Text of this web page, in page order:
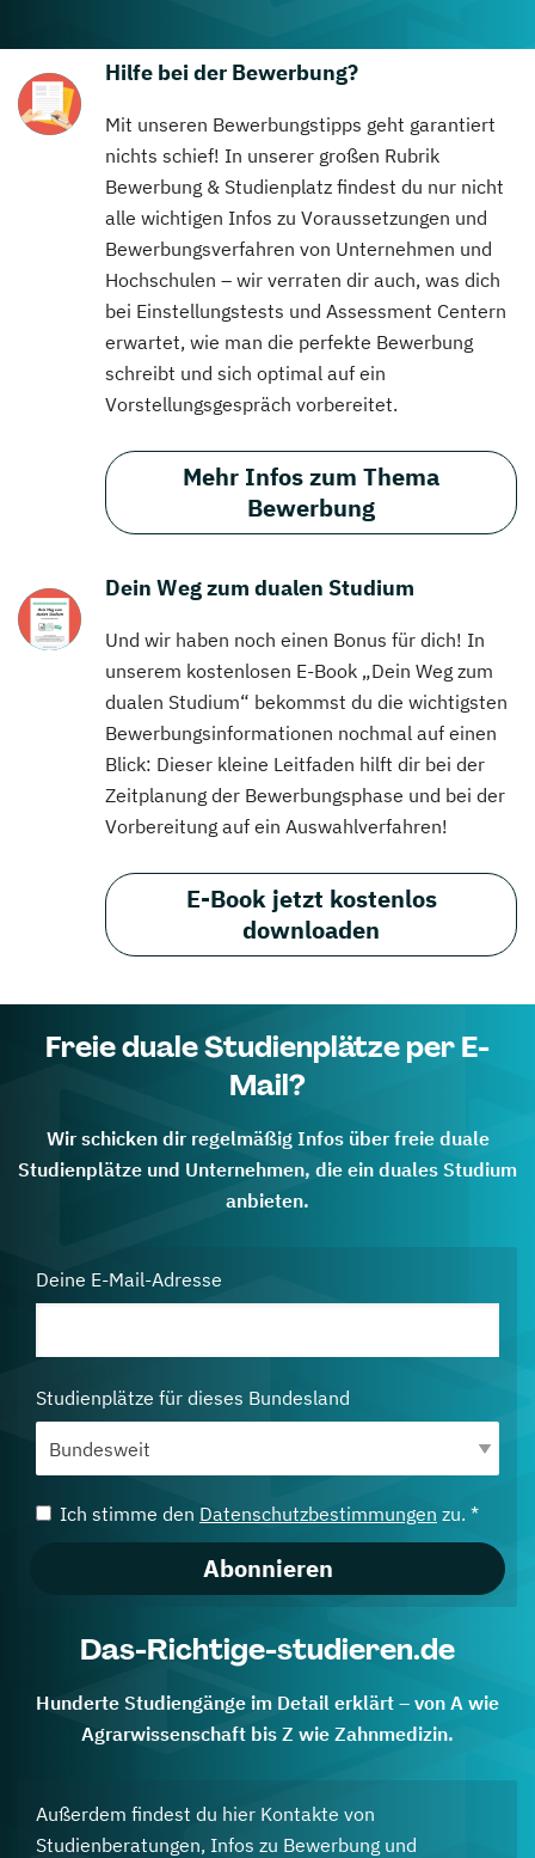
Hilfe bei der Bewerbung?
Mit unseren Bewerbungstipps geht garantiert
nichts schief! In unserer großen Rubrik
Bewerbung & Studienplatz findest du nur nicht
alle wichtigen Infos zu Voraussetzungen und
Bewerbungsverfahren von Unternehmen und
Hochschulen – wir verraten dir auch, was dich
bei Einstellungstests und Assessment Centern
erwartet, wie man die perfekte Bewerbung
schreibt und sich optimal auf ein
Vorstellungsgespräch vorbereitet.
Mehr Infos zum Thema
Bewerbung
Dein Weg zum dualen Studium
Und wir haben noch einen Bonus für dich! In
unserem kostenlosen E-Book „Dein Weg zum
dualen Studium“ bekommst du die wichtigsten
Bewerbungsinformationen nochmal auf einen
Blick: Dieser kleine Leitfaden hilft dir bei der
Zeitplanung der Bewerbungsphase und bei der
Vorbereitung auf ein Auswahlverfahren!
E-Book jetzt kostenlos
downloaden
Freie duale Studienplätze per E-
Mail?
Wir schicken dir regelmäßig Infos über freie duale
Studienplätze und Unternehmen, die ein duales Studium
anbieten.
Deine E-Mail-Adresse
Studienplätze für dieses Bundesland
Ich stimme den Datenschutzbestimmungen zu. *
Abonnieren
Das-Richtige-studieren.de
Hunderte Studiengänge im Detail erklärt – von A wie
Agrarwissenschaft bis Z wie Zahnmedizin.
Außerdem findest du hier Kontakte von
Studienberatungen, Infos zu Bewerbung und